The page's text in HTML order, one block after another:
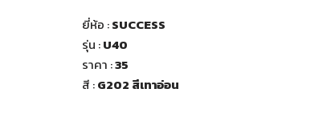
ยี่ห้อ :SUCCESS
รุ่น :U40
ราคา :35
สี :G202 สีเทาอ่อน